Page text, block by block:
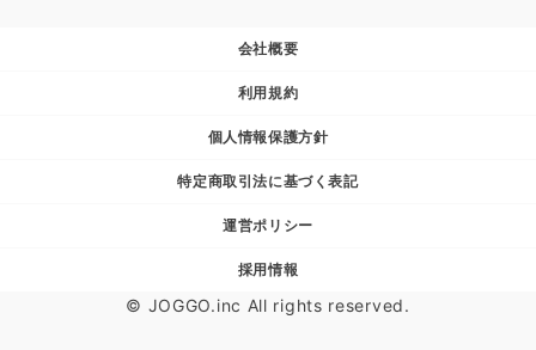
会社概要
利用規約
個人情報保護方針
特定商取引法に基づく表記
運営ポリシー
採用情報
© JOGGO.inc All rights reserved.